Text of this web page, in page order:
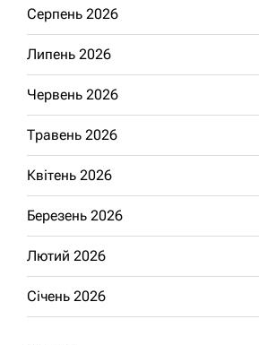
Серпень 2026
Липень 2026
Червень 2026
Травень 2026
Квітень 2026
Березень 2026
Лютий 2026
Січень 2026